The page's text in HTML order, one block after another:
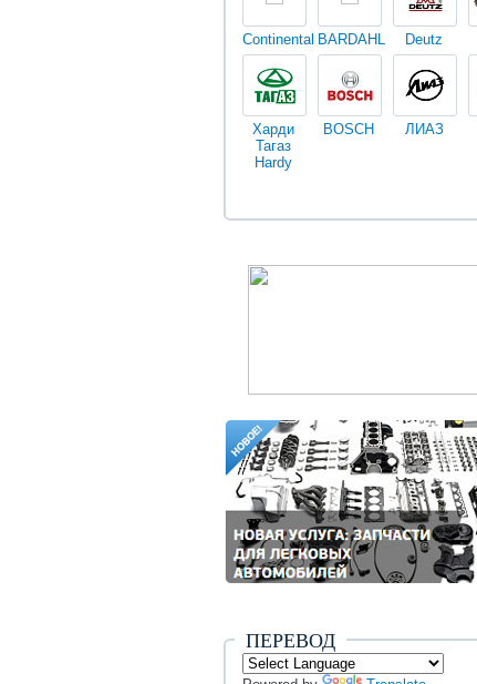
Continental BARDAHL Deutz
Харди
Тагаз
Hardy
BOSCH ЛИАЗ
ПЕРЕВОД